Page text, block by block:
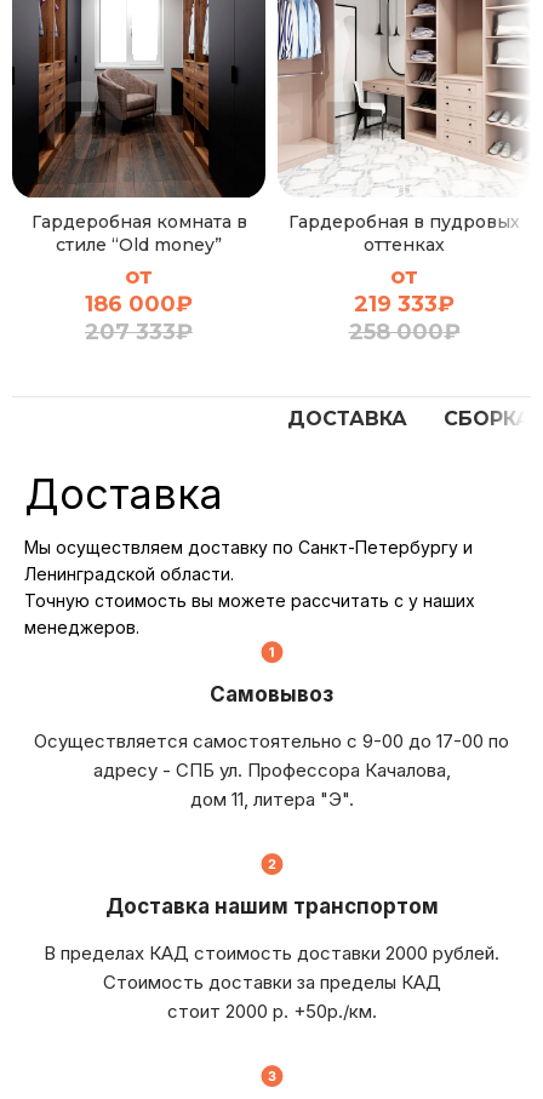
Гардеробная комната в
стиле “Old money”
от
186 000₽
207 333₽
Гардеробная в пудровых
оттенках
от
219 333₽
258 000₽
ДОСТАВКА СБОРКА
Доставка
Мы осуществляем доставку по Санкт-Петербургу и
Ленинградской области.
Точную стоимость вы можете рассчитать с у наших
менеджеров.
Самовывоз
Осуществляется самостоятельно с 9-00 до 17-00 по
адресу - СПБ ул. Профессора Качалова,
дом 11, литера "Э".
Доставка нашим транспортом
В пределах КАД стоимость доставки 2000 рублей.
Стоимость доставки за пределы КАД
стоит 2000 р. +50р./км.